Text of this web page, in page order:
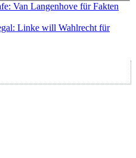
Van Langenhove für Fakten
Linke will Wahlrecht für